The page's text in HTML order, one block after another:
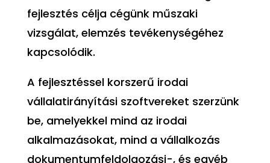
fejlesztés célja cégünk műszaki
vizsgálat, elemzés tevékenységéhez
kapcsolódik.
A fejlesztéssel korszerű irodai
vállalatirányítási szoftvereket szerzünk
be, amelyekkel mind az irodai
alkalmazásokat, mind a vállalkozás
dokumentumfeldolgozási-, és egyéb